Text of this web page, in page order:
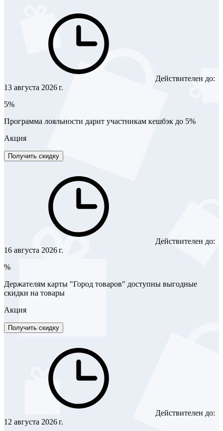
Действителен до:
13 августа 2026 г.
5%
Программа лояльности дарит участникам кешбэк до 5%
Акция
Получить скидку
Действителен до:
16 августа 2026 г.
%
Держателям карты "Город товаров" доступны выгодные
скидки на товары
Акция
Получить скидку
Действителен до:
12 августа 2026 г.